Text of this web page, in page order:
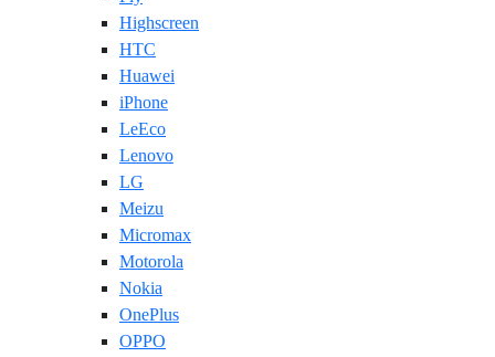
Highscreen
HTC
Huawei
iPhone
LeEco
Lenovo
LG
Meizu
Micromax
Motorola
Nokia
OnePlus
OPPO